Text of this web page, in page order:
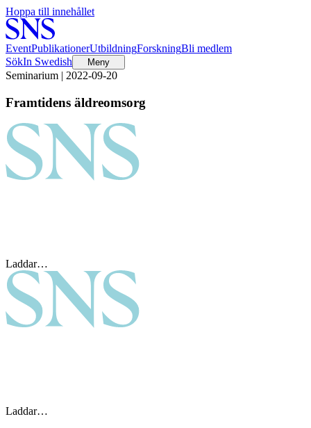
Hoppa till innehållet
EventPublikationerUtbildningForskningBli medlem
SökIn Swedish Meny
Seminarium | 2022-09-20
Framtidens äldreomsorg
Laddar…
Laddar…